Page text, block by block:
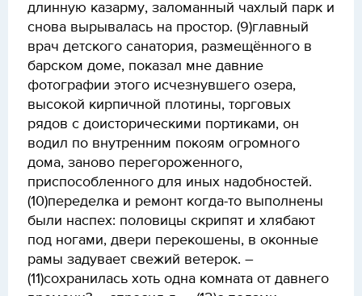
длинную казарму, заломанный чахлый парк и
снова вырывалась на простор. (9)главный
врач детского санатория, размещённого в
барском доме, показал мне давние
фотографии этого исчезнувшего озера,
высокой кирпичной плотины, торговых
рядов с доисторическими портиками, он
водил по внутренним покоям огромного
дома, заново перегороженного,
приспособленного для иных надобностей.
(10)переделка и ремонт когда-то выполнены
были наспех: половицы скрипят и хлябают
под ногами, двери перекошены, в оконные
рамы задувает свежий ветерок. –
(11)сохранилась хоть одна комната от давнего